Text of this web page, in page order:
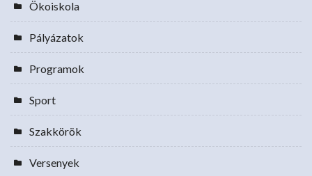
Ökoiskola
Pályázatok
Programok
Sport
Szakkörök
Versenyek